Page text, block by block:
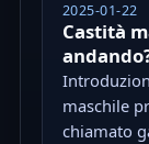
2025-01-22
Castità
maschile
chiamato